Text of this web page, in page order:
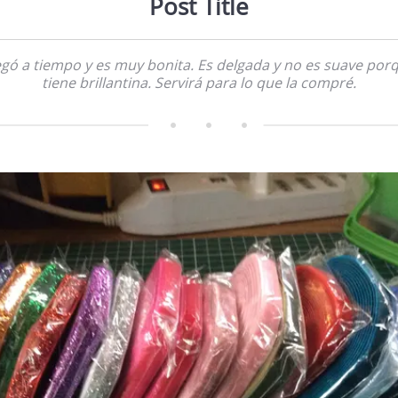
a tiempo y es muy bonita. Es delgada y no es suave
tiene brillantina. Servirá para lo que la compré.